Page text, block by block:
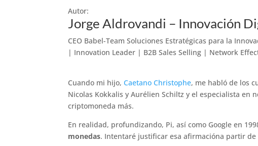
Autor:
Jorge Aldrovandi – Innovación
CEO Babel-Team Soluciones Estratégicas para la
| Innovation Leader | B2B Sales Selling | Network
Cuando mi hijo, Caetano Christophe, me habló de los
Nicolas Kokkalis y Aurélien Schiltz y el especialista en
criptomoneda más.
En realidad, profundizando, Pi, así como Google en
monedas. Intentaré justificar esa afirmacióna partir de